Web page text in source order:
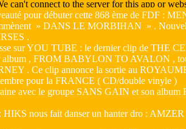
pour débuter cette 868 ème de FDF :
» DANS LE MORBIHAN » .
.
sur YOU TUBE : le dernier clip de THE
album , FROM BABYLON TO AVALON ,
. Ce clip annonce la sortie au
pour la FRANCE ( CD/double vinyle )
avec le groupe SANS GAIN et son
HIKS nous fait danser un hanter dro :